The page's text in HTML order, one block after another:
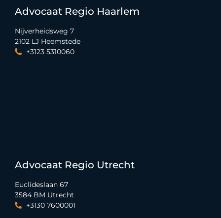
Advocaat Regio Haarlem
Nijverheidsweg 7
2102 LJ Heemstede
+3123 5310060
Advocaat Regio Utrecht
Euclideslaan 67
3584 BM Utrecht
+3130 7600001